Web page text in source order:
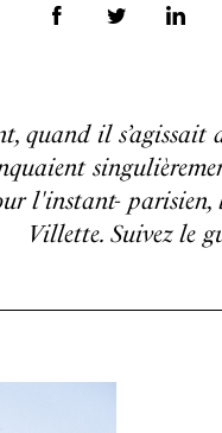
quand il
l'instant-
Villette. Suivez le